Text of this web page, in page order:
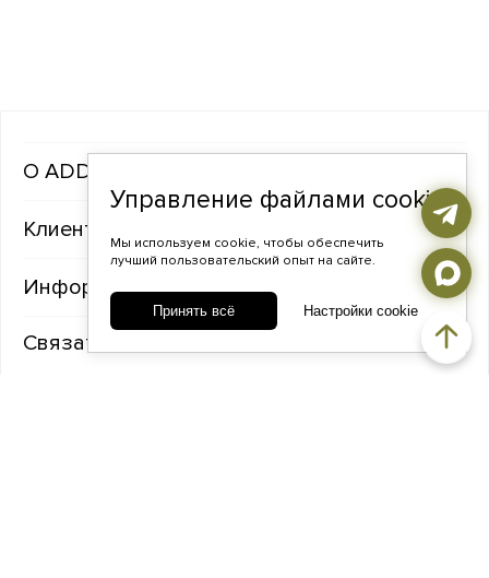
ADDA gems
Клиентам
Информация
Связаться с нами
Управление файлами cookie
Мы используем cookie, чтобы обеспечить
лучший пользовательский опыт на сайте.
Принять всё Настройки cookie